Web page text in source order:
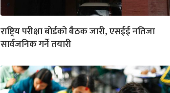
राष्ट्रिय परीक्षा बोर्डको बैठक जारी, एसईई नतिजा
सार्वजनिक गर्ने तयारी